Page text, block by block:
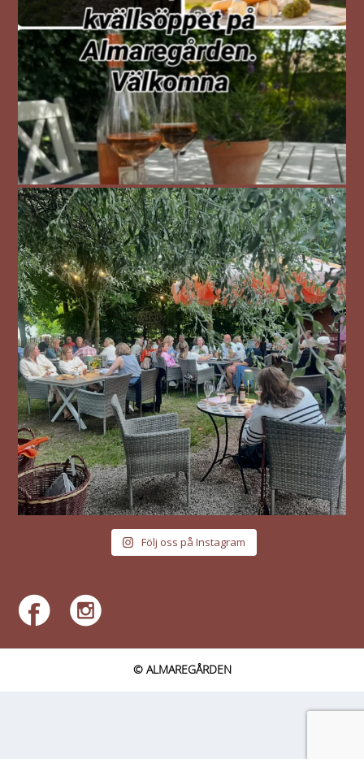
Följ oss på Instagram
© ALMAREGÅRDEN